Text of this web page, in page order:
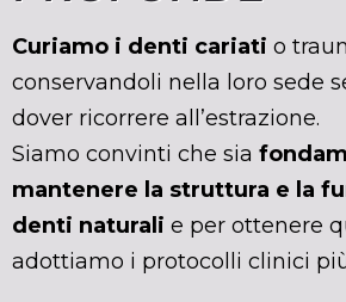
Curiamo i denti cariati o
conservandoli nella loro sede
dover ricorrere all’estrazione.
Siamo convinti che sia
mantenere la struttura e la
denti naturali e per ottenere
adottiamo i protocolli clinici